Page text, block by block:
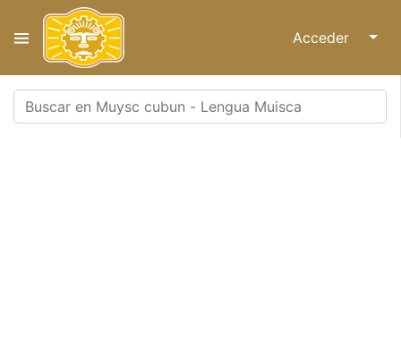
Acceder ↓